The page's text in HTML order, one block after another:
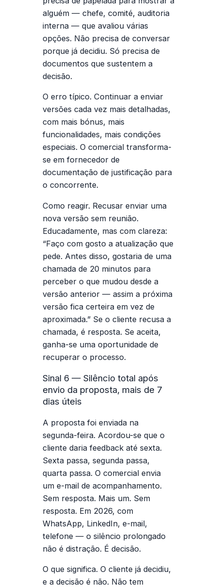
alguém — chefe, comité, auditoria
interna — que avaliou várias
opções. Não precisa de conversar
porque já decidiu. Só precisa de
documentos que sustentem a
decisão.
O erro típico. Continuar a enviar
versões cada vez mais detalhadas,
com mais bónus, mais
funcionalidades, mais condições
especiais. O comercial transforma-
se em fornecedor de
documentação de justificação para
o concorrente.
Como reagir. Recusar enviar uma
nova versão sem reunião.
Educadamente, mas com clareza:
“Faço com gosto a atualização que
pede. Antes disso, gostaria de uma
chamada de 20 minutos para
perceber o que mudou desde a
versão anterior — assim a próxima
versão fica certeira em vez de
aproximada.” Se o cliente recusa a
chamada, é resposta. Se aceita,
ganha-se uma oportunidade de
recuperar o processo.
Sinal 6 — Silêncio total após
envio da proposta, mais de 7
dias úteis
A proposta foi enviada na
segunda-feira. Acordou-se que o
cliente daria feedback até sexta.
Sexta passa, segunda passa,
quarta passa. O comercial envia
um e-mail de acompanhamento.
Sem resposta. Mais um. Sem
resposta. Em 2026, com
WhatsApp, LinkedIn, e-mail,
telefone — o silêncio prolongado
não é distração. É decisão.
O que significa. O cliente já decidiu,
e a decisão é não. Não tem